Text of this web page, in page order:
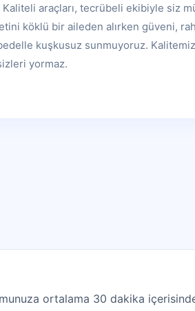
araçları, tecrübeli ekibiyle siz
köklü bir aileden alırken güveni,
kuşkusuz sunmuyoruz.
yormaz.
ortalama 30 dakika